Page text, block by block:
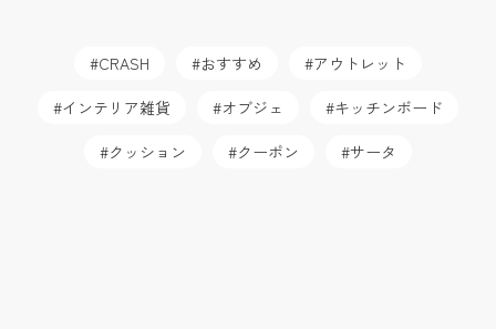
CRASH おすすめ
アウトレット
インテリア雑貨
オブジェ
キッチンボード
クッション
クーポン サータ